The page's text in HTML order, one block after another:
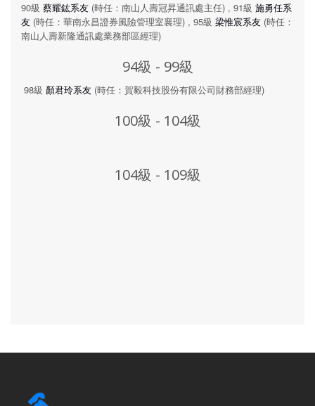
90級 蔡耀鈜系友 (時任：南山人壽冠昇通訊處主任) , 91級 施勇任系
友 (時任：華南永昌證券風險管理室襄理) , 95級 梁惟宸系友 (時任：
南山人壽新隆通訊處業務部區經理)
94級 - 99級
98級 顏君玲系友 (時任：賀毅科技股份有限公司財務部經理)
100級 - 104級
104級 - 109級